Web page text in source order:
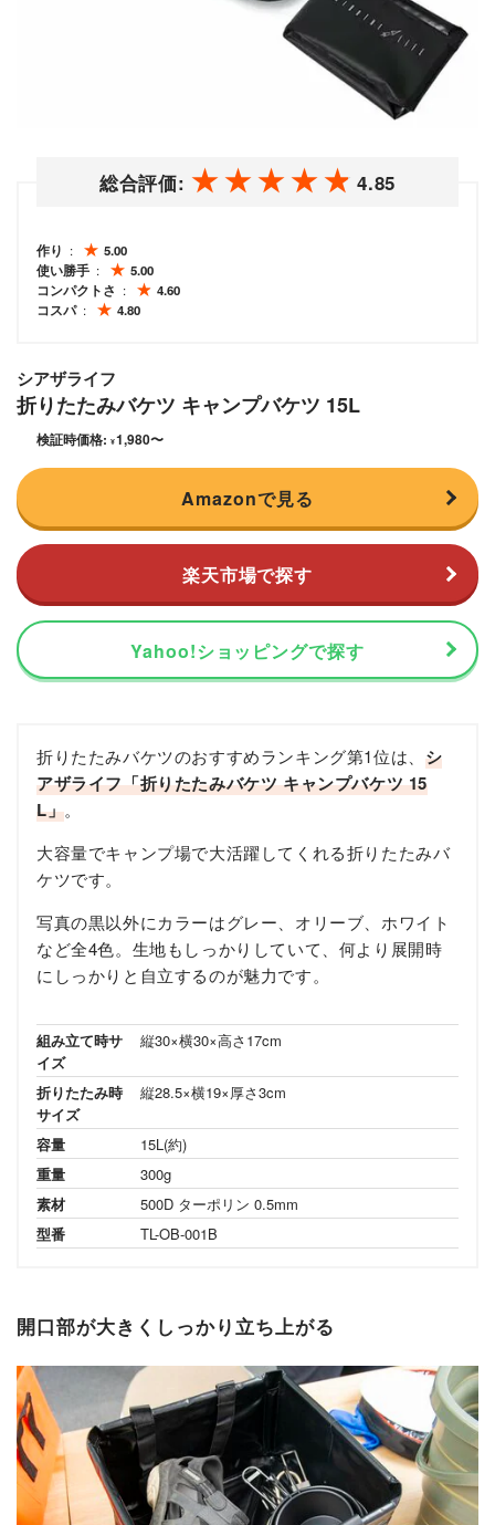
総合評価: 4.85
作り
5.00
使い勝手
5.00
コンパクトさ
4.60
コスパ
4.80
シアザライフ
折りたたみバケツ キャンプバケツ 15L
検証時価格: ¥1,980〜
Amazonで見る
楽天市場で探す
Yahoo!ショッピングで探す
折りたたみバケツのおすすめランキング第1位は、 シ
アザライフ「折りたたみバケツ キャンプバケツ 15
L」。
大容量でキャンプ場で大活躍してくれる折りたたみバ
ケツです。
写真の黒以外にカラーはグレー、オリーブ、ホワイト
など全4色。生地もしっかりしていて、何より展開時
にしっかりと自立するのが魅力です。
組み立て時サ
イズ
縦30×横30×高さ17cm
折りたたみ時
サイズ
縦28.5×横19×厚さ3cm
容量
15L(約)
重量
300g
素材
500D ターポリン 0.5mm
型番
TL-OB-001B
開口部が大きくしっかり立ち上がる